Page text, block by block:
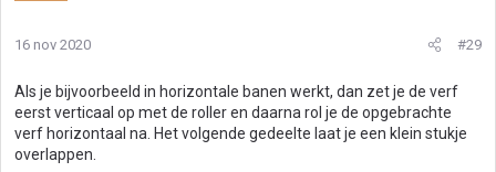
16 nov 2020 #29
Als je bijvoorbeeld in horizontale banen werkt, dan zet je de verf
eerst verticaal op met de roller en daarna rol je de opgebrachte
verf horizontaal na. Het volgende gedeelte laat je een klein stukje
overlappen.